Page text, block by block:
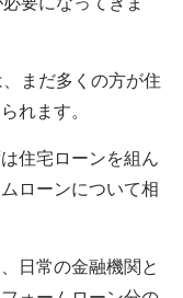
まだ多くの方が住
れます。
住宅ローンを組ん
ローンについて相
日常の金融機関と